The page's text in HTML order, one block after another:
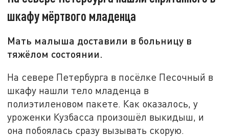
шкафу мёртвого младенца
Мать малыша доставили в больницу в
тяжёлом состоянии.
На севере Петербурга в посёлке Песочный в
шкафу нашли тело младенца в
полиэтиленовом пакете. Как оказалось, у
уроженки Кузбасса произошёл выкидыш, и
она побоялась сразу вызывать скорую.